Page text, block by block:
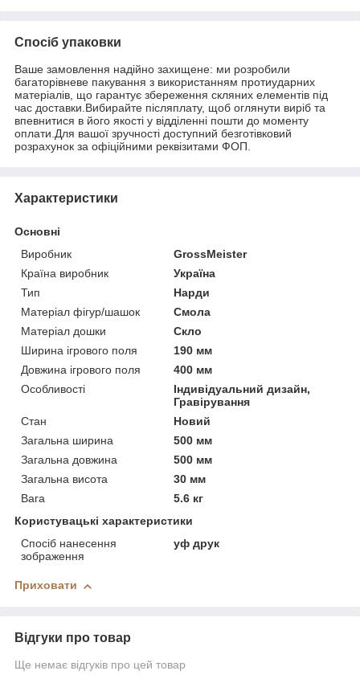
Спосіб упаковки
Ваше замовлення надійно захищене: ми розробили
багаторівневе пакування з використанням протиударних
матеріалів, що гарантує збереження скляних елементів під
час доставки.Вибирайте післяплату, щоб оглянути виріб та
впевнитися в його якості у відділенні пошти до моменту
оплати.Для вашої зручності доступний безготівковий
розрахунок за офіційними реквізитами ФОП.
Характеристики
Основні
Виробник
GrossMeister
Країна виробник
Україна
Тип
Нарди
Матеріал фігур/шашок
Смола
Матеріал дошки
Скло
Ширина ігрового поля
190 мм
Довжина ігрового поля
400 мм
Особливості
Індивідуальний дизайн,
Гравірування
Стан
Новий
Загальна ширина
500 мм
Загальна довжина
500 мм
Загальна висота
30 мм
Вага
5.6 кг
Користувацькі характеристики
Спосіб нанесення
зображення
уф друк
Приховати
Відгуки про товар
Ще немає відгуків про цей товар